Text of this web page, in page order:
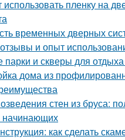
использовать пленку на
временных дверных
и опыт
парки и скверы для
дома из
стен из бруса:
начинающих
как сделать